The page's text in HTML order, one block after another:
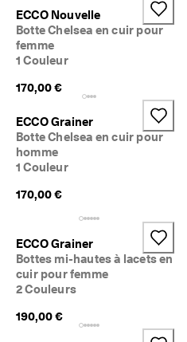
Soldes
Explorer
ECCO.kollektive
Mon compte
Magasins
Rejoignez ECCO en tant que
récompenses, d’événements, de
encore.
Créer un compte
ECCO Nouvelle
Botte Chelsea en cuir pour
femme
1 Couleur
170,00 €
ECCO Grainer
Botte Chelsea en cuir pour
homme
1 Couleur
170,00 €
ECCO Grainer
Bottes mi-hautes à lacets en
cuir pour femme
2 Couleurs
190,00 €